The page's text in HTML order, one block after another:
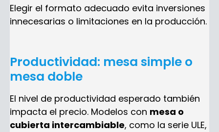
Elegir el formato adecuado evita inversiones
innecesarias o limitaciones en la producción.
Productividad: mesa simple o
mesa doble
El nivel de productividad esperado también
impacta el precio. Modelos con mesa o
cubierta intercambiable, como la serie ULE,